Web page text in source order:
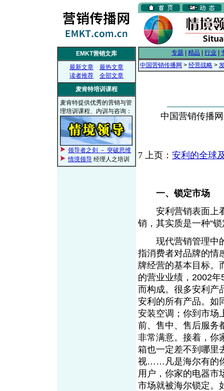
EMKT营销文库
最新文章
最热文章
读者推荐
全部文章
麦肯特培训课程
麦肯特提供优秀的营销与管
理培训课程、内训与咨询：
领导者之剑 － 突破思维
情境领导 经理人之培训
专题 精品 行业
中国营销传播网 > 经营战略 >
中国营销传播
7 上页： 安利的全球
一、锁定市场
安利营销表面上看
销，其实质是一种“
现代营销管理中的
指消费者对品牌的情
牌经营的基本目标。
的营业业绩，2002
而构成。很多安利产
安利的所有产品。如
安装空调；你到市场
前、售中、售后服务
非常满意。接着，你
箱也一定差不到哪里
视……凡是海尔有的
用户，你家的电器市
市场就被海尔锁定。